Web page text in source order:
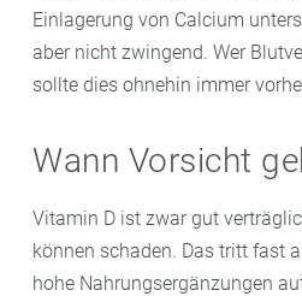
Einlagerung von Calcium
aber nicht zwingend. Wer
sollte dies ohnehin immer
Wann Vorsicht
Vitamin D ist zwar gut
können schaden. Das tritt fast
hohe Nahrungsergänzungen